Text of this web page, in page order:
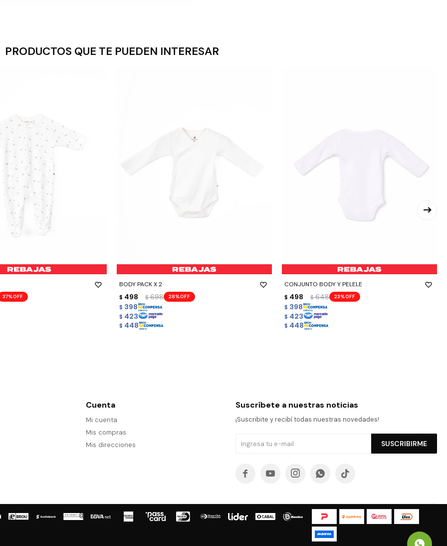
PRODUCTOS QUE TE PUEDEN INTERESAR
37
BODY PACK X 2
$ 498 $ 698 28
$ 398
$ 423
$ 448
- +
CONJUNTO BODY Y PELELE
$ 498 $ 648 23
$ 398
$ 423
$ 448
- +
Cuenta
Mi cuenta
Mis compras
Mis direcciones
Suscríbete a nuestras noticias
¡Suscribite y recibí todas nuestras novedades!
SUSCRIBIRME
    